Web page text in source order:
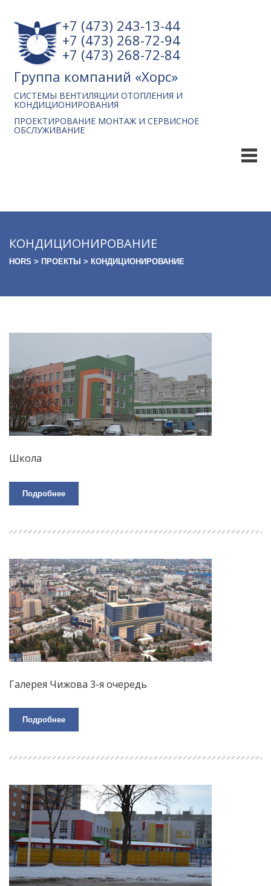
+7 (473) 243-13-44
+7 (473) 268-72-94
+7 (473) 268-72-84
Группа компаний «Хорс»
СИСТЕМЫ ВЕНТИЛЯЦИИ ОТОПЛЕНИЯ И
КОНДИЦИОНИРОВАНИЯ
ПРОЕКТИРОВАНИЕ МОНТАЖ И СЕРВИСНОЕ
ОБСЛУЖИВАНИЕ
КОНДИЦИОНИРОВАНИЕ
HORS > ПРОЕКТЫ > КОНДИЦИОНИРОВАНИЕ
Школа
Подробнее
Галерея Чижова 3-я очередь
Подробнее